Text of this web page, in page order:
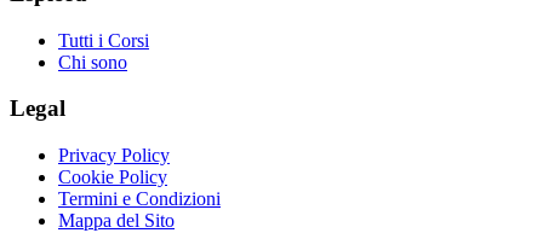
Tutti i Corsi
Chi sono
Legal
Privacy Policy
Cookie Policy
Termini e Condizioni
Mappa del Sito